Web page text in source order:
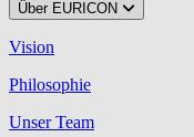
Über EURICON
Vision
Philosophie
Unser Team